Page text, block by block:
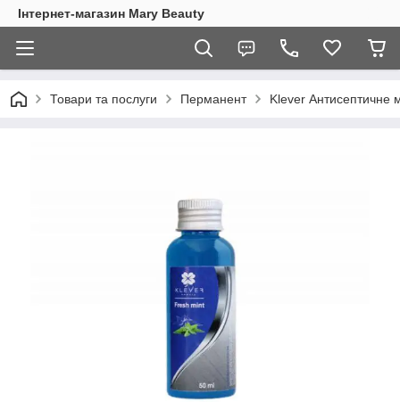
Інтернет-магазин Mary Beauty
Товари та послуги Перманент Klever Антисептичне